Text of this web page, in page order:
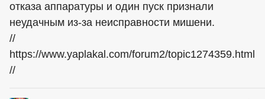
отказа аппаратуры и один пуск признали
неудачным из-за неисправности мишени.
//
https://www.yaplakal.com/forum2/topic1274359.html
//